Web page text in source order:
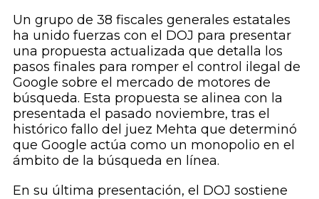
Un grupo de 38 fiscales generales estatales
ha unido fuerzas con el DOJ para presentar
una propuesta actualizada que detalla los
pasos finales para romper el control ilegal de
Google sobre el mercado de motores de
búsqueda. Esta propuesta se alinea con la
presentada el pasado noviembre, tras el
histórico fallo del juez Mehta que determinó
que Google actúa como un monopolio en el
ámbito de la búsqueda en línea.
En su última presentación, el DOJ sostiene